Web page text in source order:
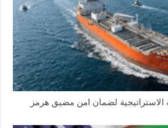
الاستراتيجية لضمان امن مضيق هرمز